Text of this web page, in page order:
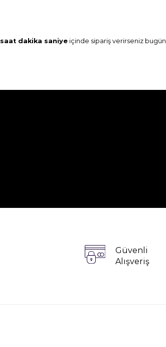
saat dakika saniye içinde sipariş verirseniz bugün
Güvenli
Alışveriş